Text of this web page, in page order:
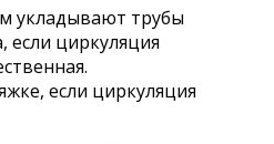
укладывают трубы
если циркуляция
если циркуляция